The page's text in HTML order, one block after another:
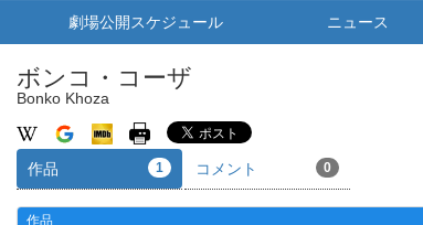
劇場公開スケジュール ニュース
ボンコ・コーザ
Bonko Khoza
作品 1 コメント 0
作品